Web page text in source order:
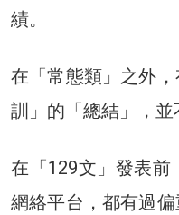
績。
在「常態類」之外
訓」的「總結」，並
在「129文」發表前
網絡平台，都有過